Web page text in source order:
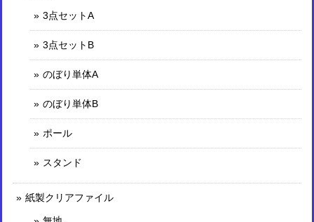
3点セットA
3点セットB
のぼり単体A
のぼり単体B
ポール
スタンド
紙製クリアファイル